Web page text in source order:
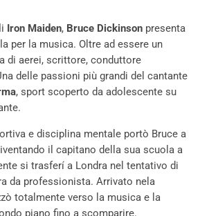
ron Maiden, Bruce Dickinsonpresenta
per la musica. Oltre ad essere un
di aerei, scrittore, conduttore
delle passioni più grandi del cantante
, sport scoperto da adolescente su
e disciplina mentale portò Bruce a
il capitano della sua scuola a
si trasferí a Londra nel tentativo di
da professionista. Arrivato nela
totalmente verso la musica e la
piano fino a scomparire.